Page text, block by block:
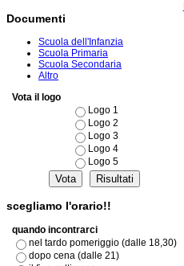
Documenti
Scuola dell'Infanzia
Scuola Primaria
Scuola Secondaria
Altro
Vota il logo
Logo 1
Logo 2
Logo 3
Logo 4
Logo 5
scegliamo l'orario!!
quando incontrarci
nel tardo pomeriggio (dalle 18,30)
dopo cena (dalle 21)